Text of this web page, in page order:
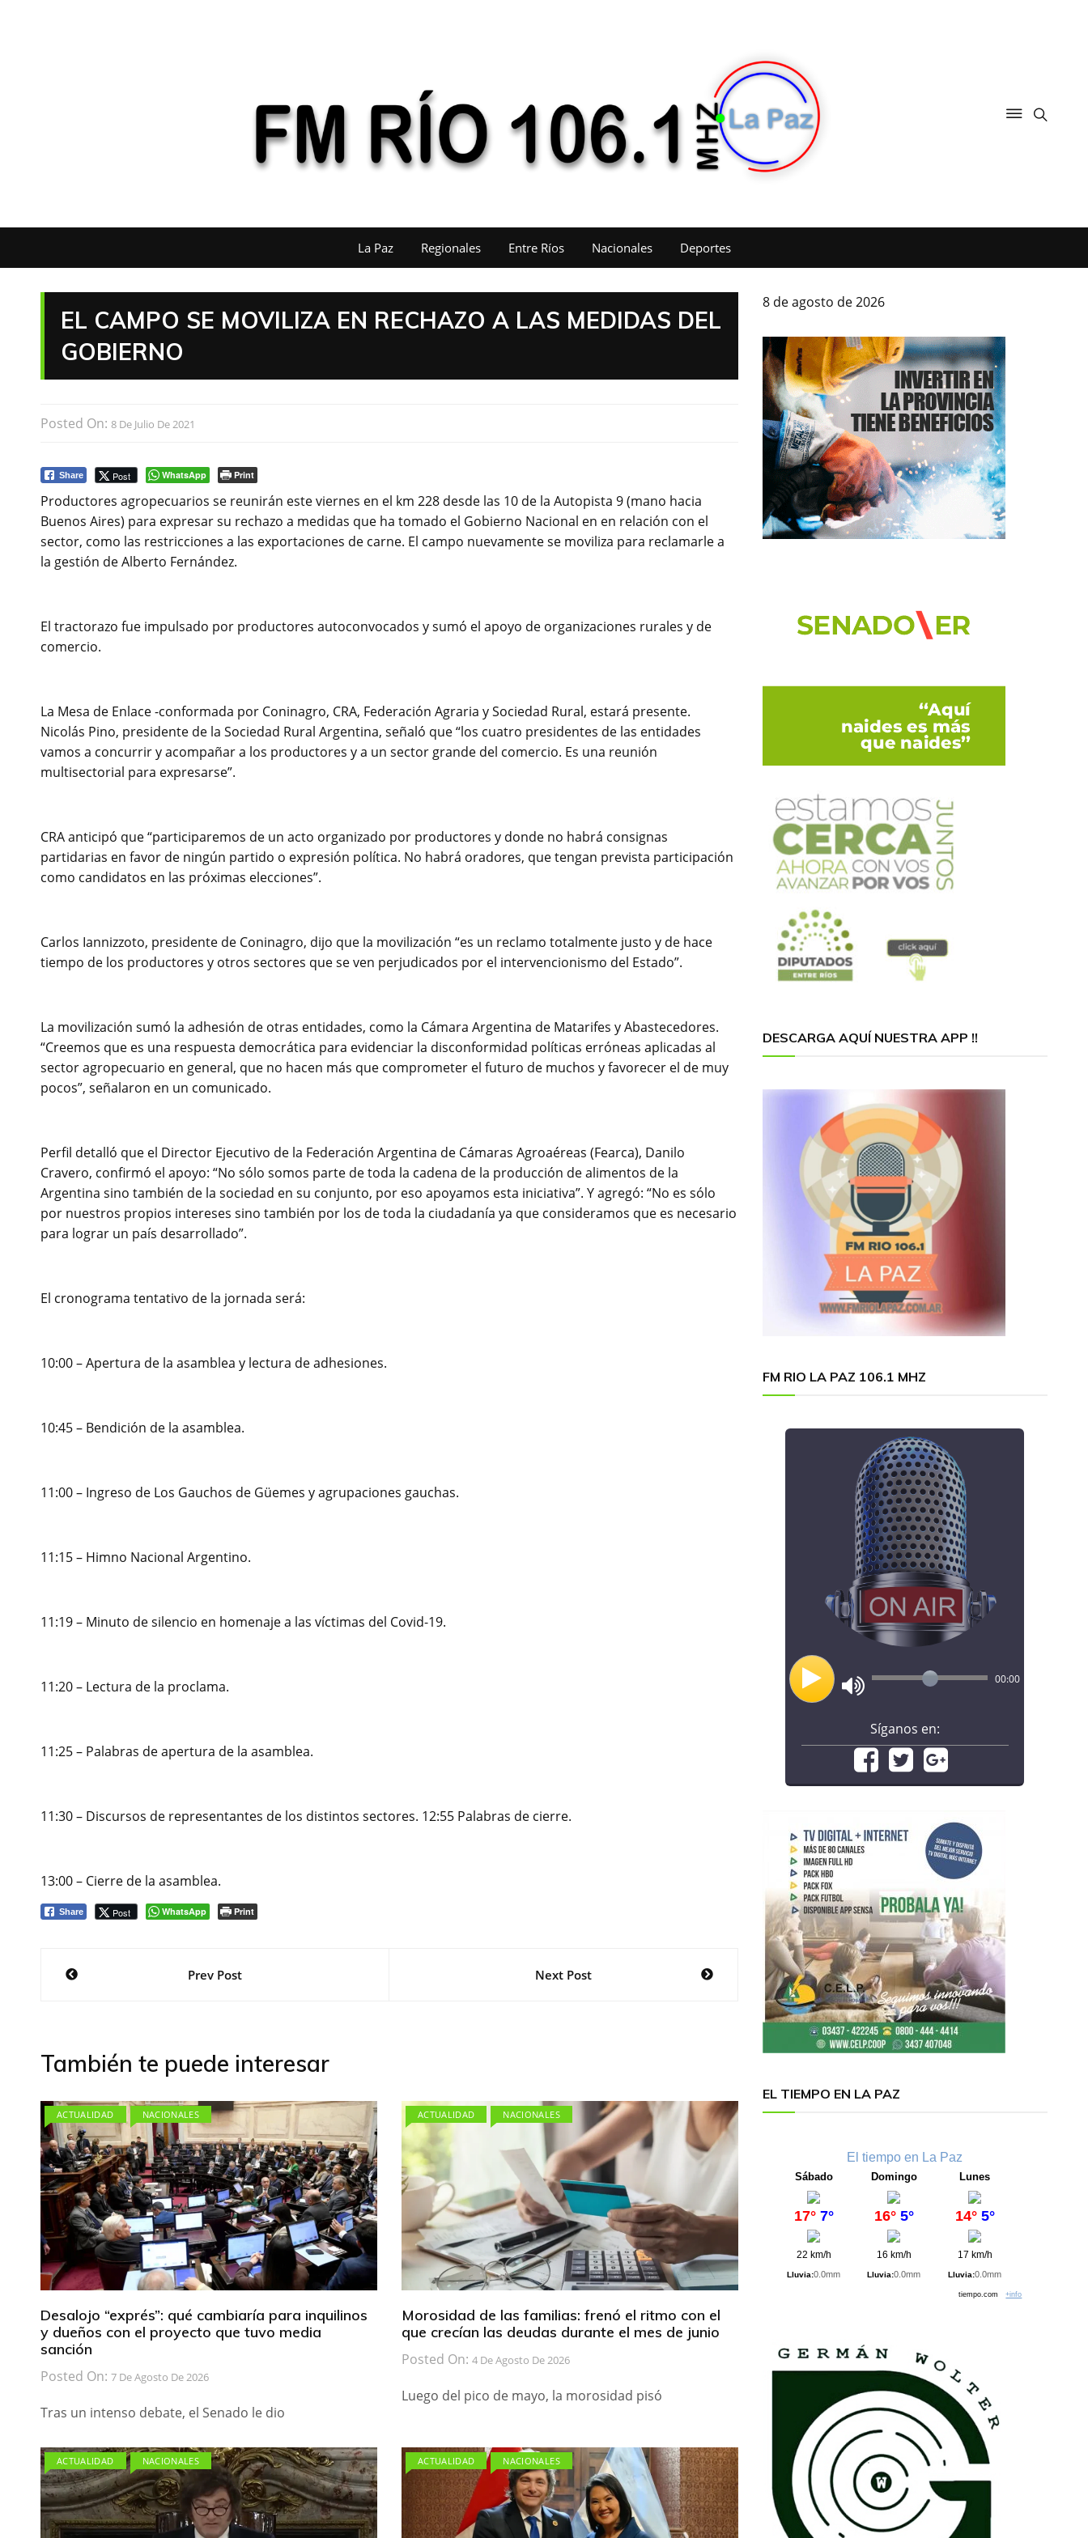
La Paz Regionales Entre Ríos Nacionales Deportes
EL CAMPO SE MOVILIZA EN RECHAZO A LAS MEDIDAS DEL
GOBIERNO
Posted On: 8 De Julio De 2021
Share Post WhatsApp Print
Productores agropecuarios se reunirán este viernes en el km 228 desde las 10 de la Autopista 9 (mano hacia
Buenos Aires) para expresar su rechazo a medidas que ha tomado el Gobierno Nacional en en relación con el
sector, como las restricciones a las exportaciones de carne. El campo nuevamente se moviliza para reclamarle a
la gestión de Alberto Fernández.
El tractorazo fue impulsado por productores autoconvocados y sumó el apoyo de organizaciones rurales y de
comercio.
La Mesa de Enlace -conformada por Coninagro, CRA, Federación Agraria y Sociedad Rural, estará presente.
Nicolás Pino, presidente de la Sociedad Rural Argentina, señaló que “los cuatro presidentes de las entidades
vamos a concurrir y acompañar a los productores y a un sector grande del comercio. Es una reunión
multisectorial para expresarse”.
CRA anticipó que “participaremos de un acto organizado por productores y donde no habrá consignas
partidarias en favor de ningún partido o expresión política. No habrá oradores, que tengan prevista participación
como candidatos en las próximas elecciones”.
Carlos Iannizzoto, presidente de Coninagro, dijo que la movilización “es un reclamo totalmente justo y de hace
tiempo de los productores y otros sectores que se ven perjudicados por el intervencionismo del Estado”.
La movilización sumó la adhesión de otras entidades, como la Cámara Argentina de Matarifes y Abastecedores.
“Creemos que es una respuesta democrática para evidenciar la disconformidad políticas erróneas aplicadas al
sector agropecuario en general, que no hacen más que comprometer el futuro de muchos y favorecer el de muy
pocos”, señalaron en un comunicado.
Perfil detalló que el Director Ejecutivo de la Federación Argentina de Cámaras Agroaéreas (Fearca), Danilo
Cravero, confirmó el apoyo: “No sólo somos parte de toda la cadena de la producción de alimentos de la
Argentina sino también de la sociedad en su conjunto, por eso apoyamos esta iniciativa”. Y agregó: “No es sólo
por nuestros propios intereses sino también por los de toda la ciudadanía ya que consideramos que es necesario
para lograr un país desarrollado”.
El cronograma tentativo de la jornada será:
10:00 – Apertura de la asamblea y lectura de adhesiones.
10:45 – Bendición de la asamblea.
11:00 – Ingreso de Los Gauchos de Güemes y agrupaciones gauchas.
11:15 – Himno Nacional Argentino.
11:19 – Minuto de silencio en homenaje a las víctimas del Covid-19.
11:20 – Lectura de la proclama.
11:25 – Palabras de apertura de la asamblea.
11:30 – Discursos de representantes de los distintos sectores. 12:55 Palabras de cierre.
13:00 – Cierre de la asamblea.
Share Post WhatsApp Print
NavegaciónPrev Post Next Post
También te puede interesar
ACTUALIDAD NACIONALES
Desalojo “exprés”: qué cambiaría para inquilinos
y dueños con el proyecto que tuvo media
sanción
Posted On: 7 De Agosto De 2026
Tras un intenso debate, el Senado le dio
ACTUALIDAD NACIONALES
Morosidad de las familias: frenó el ritmo con el
que crecían las deudas durante el mes de junio
Posted On: 4 De Agosto De 2026
Luego del pico de mayo, la morosidad pisó
ACTUALIDAD NACIONALES ACTUALIDAD NACIONALES
8 de agosto de 2026
DESCARGA AQUÍ NUESTRA APP !!
FM RIO LA PAZ 106.1 MHZ
00:00
Síganos en:
EL TIEMPO EN LA PAZ
El tiempo en La Paz
Sábado
17° 7°
22 km/h
Lluvia:0.0mm
Domingo
16° 5°
16 km/h
Lluvia:0.0mm
Lunes
14° 5°
17 km/h
Lluvia:0.0mm
tiempo.com+info